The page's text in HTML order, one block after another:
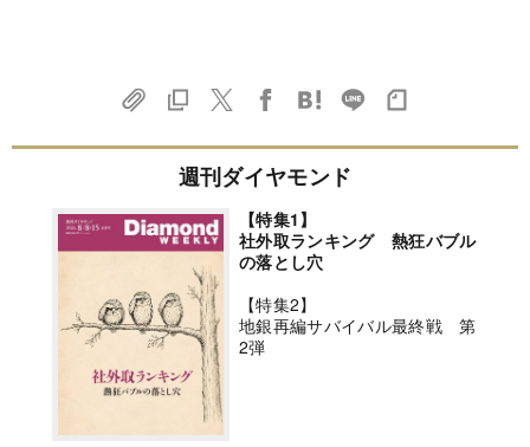
週刊ダイヤモンド
【特集1】
社外取ランキング 熱狂バブル
の落とし穴
【特集2】
地銀再編サバイバル最終戦 第
2弾